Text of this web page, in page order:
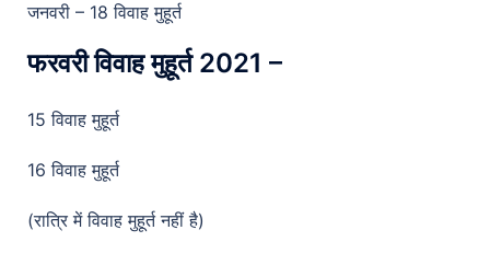
जनवरी – 18 विवाह मुहूर्त
फरवरी विवाह मुहूर्त 2021 –
15 विवाह मुहूर्त
16 विवाह मुहूर्त
(रात्रि में विवाह मुहूर्त नहीं है)